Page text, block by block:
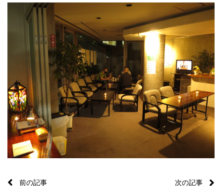
前の記事 次の記事